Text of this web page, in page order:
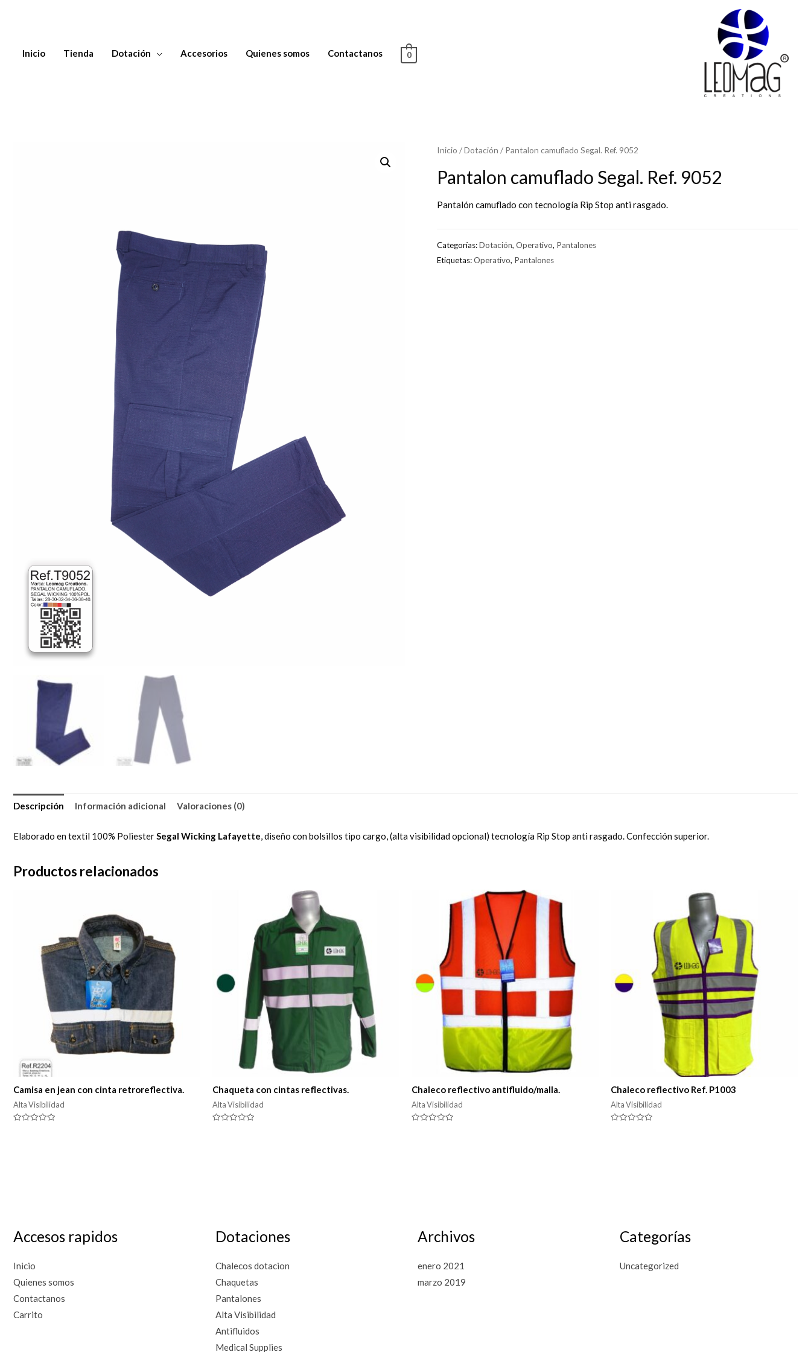
Inicio Tienda Dotación Accesorios Quienes somos Contactanos 0
Inicio /Dotación / Pantalon camuflado Segal. Ref. 9052
Pantalon camuflado Segal. Ref. 9052
Pantalón camuflado con tecnología Rip Stop anti rasgado.
Categorías:Dotación, Operativo, Pantalones
Etiquetas:Operativo, Pantalones
Descripción Información adicional Valoraciones (0)
Elaborado en textil 100% PoliesterSegal Wicking Lafayette, diseño con bolsillos tipo cargo, (alta visibilidad opcional) tecnología Rip Stop anti rasgado. Confección superior.
Productos relacionados
Camisa en jean con cinta retroreflectiva.
Alta Visibilidad
Chaqueta con cintas reflectivas.
Alta Visibilidad
Chaleco reflectivo antifluido/malla.
Alta Visibilidad
Chaleco reflectivo Ref. P1003
Alta Visibilidad
Accesos rapidos
Inicio
Quienes somos
Contactanos
Carrito
Dotaciones
Chalecos dotacion
Chaquetas
Pantalones
Alta Visibilidad
Antifluidos
Medical Supplies
Archivos
enero 2021
marzo 2019
Categorías
Uncategorized